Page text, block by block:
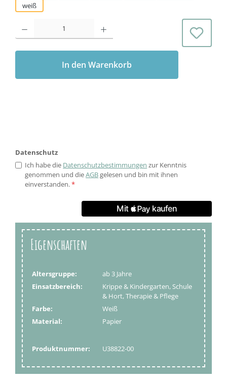
weiß
Produkt Anzahl: Gib den gewünschten Wert ein oder benutze die
In den Warenkorb
Datenschutz
Ich habe die Datenschutzbestimmungen zur Kenntnis
genommen und dieAGBgelesen und bin mit ihnen
einverstanden.*
Eigenschaften
Altersgruppe:
ab 3 Jahre
Einsatzbereich:
Krippe & Kindergarten, Schule
& Hort, Therapie & Pflege
Farbe:
Weiß
Material:
Papier
Produktnummer: U38822-00